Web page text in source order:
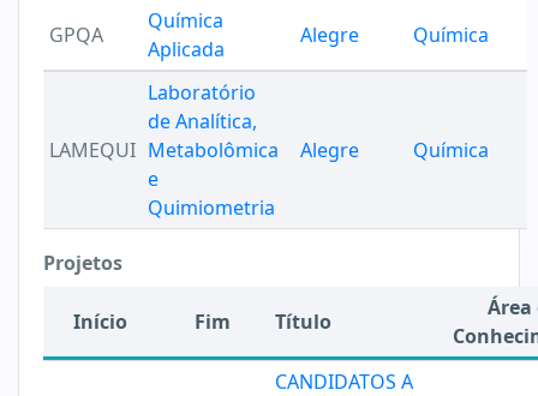
GPQA
Química
Aplicada
Alegre Química
LAMEQUI
Laboratório
de Analítica,
Metabolômica
e
Quimiometria
Alegre Química
Projetos
Início Fim Título
Área
CANDIDATOS A